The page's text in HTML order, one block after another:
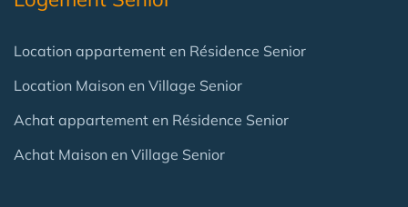
Location appartement en Résidence Senior
Location Maison en Village Senior
Achat appartement en Résidence Senior
Achat Maison en Village Senior